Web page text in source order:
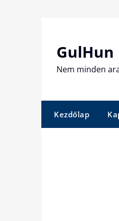
GulHun
Nem minden
Kezdőlap